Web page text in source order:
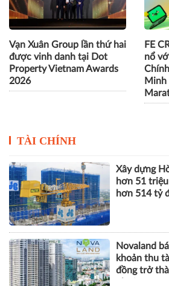
cao
được vinh danh tại Dot
2026
TÀI CHÍNH
Xây dựng
hơn 51 triệu
hơn 514 tỷ